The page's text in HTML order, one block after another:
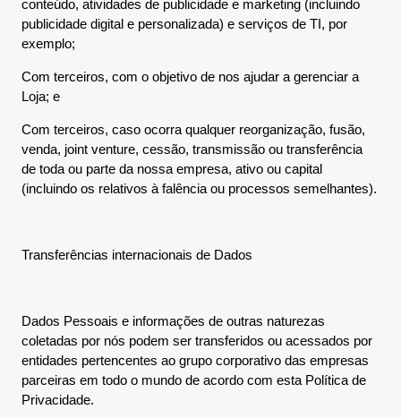
conteúdo, atividades de publicidade e marketing (incluindo
publicidade digital e personalizada) e serviços de TI, por
exemplo;
Com terceiros, com o objetivo de nos ajudar a gerenciar a
Loja; e
Com terceiros, caso ocorra qualquer reorganização, fusão,
venda, joint venture, cessão, transmissão ou transferência
de toda ou parte da nossa empresa, ativo ou capital
(incluindo os relativos à falência ou processos semelhantes).
Transferências internacionais de Dados
Dados Pessoais e informações de outras naturezas
coletadas por nós podem ser transferidos ou acessados por
entidades pertencentes ao grupo corporativo das empresas
parceiras em todo o mundo de acordo com esta Política de
Privacidade.